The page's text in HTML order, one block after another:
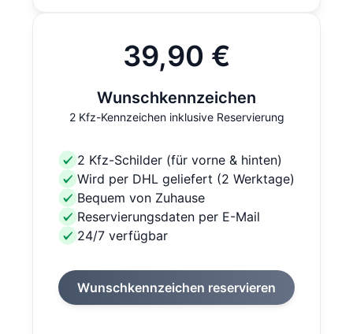
39,90 €
Wunschkennzeichen
2 Kfz-Kennzeichen inklusive Reservierung
2 Kfz-Schilder (für vorne & hinten)
Wird per DHL geliefert (2 Werktage)
Bequem von Zuhause
Reservierungsdaten per E-Mail
24/7 verfügbar
Wunschkennzeichen reservieren